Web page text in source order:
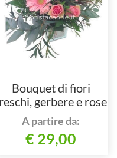
Bouquet di fiori
gerbere e rose
colore rosa.
A partire da:
€ 29,00